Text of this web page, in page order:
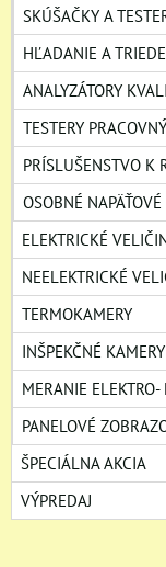
SKÚŠAČKY A
HĽADANIE A
ANALYZÁTORY
TESTERY
PRÍSLUŠENSTVO K
OSOBNÉ
ELEKTRICKÉ
NEELEKTRICKÉ
TERMOKAMERY
INŠPEKČNÉ
MERANIE
PANELOVÉ
ŠPECIÁLNA AKCIA
VÝPREDAJ